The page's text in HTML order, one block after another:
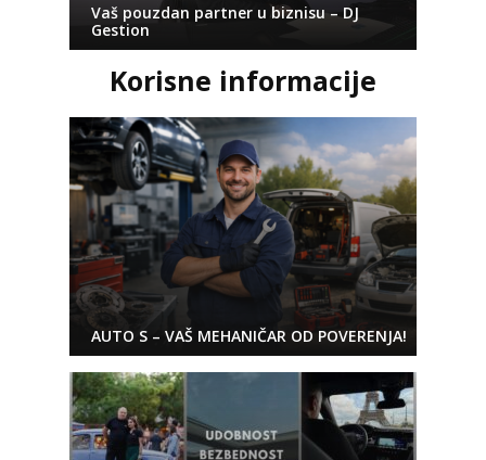
Vaš pouzdan partner u biznisu – DJ
Gestion
Korisne informacije
AUTO S – VAŠ MEHANIČAR OD POVERENJA!